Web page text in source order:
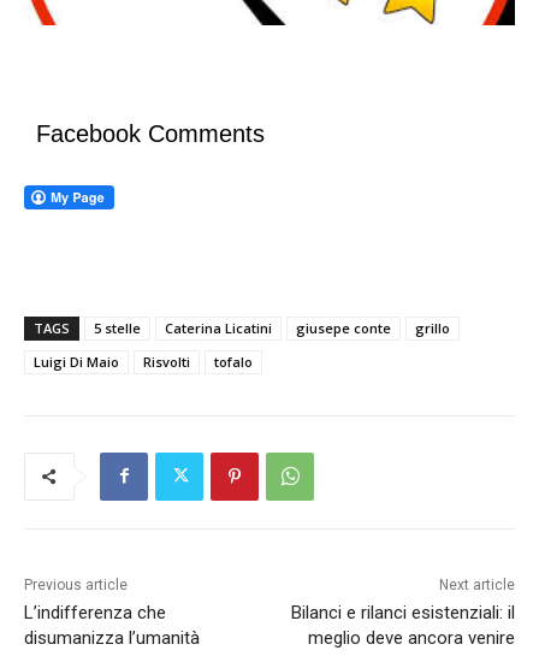
Facebook Comments
TAGS 5 stelle Caterina Licatini giusepe conte
grillo
Luigi Di Maio
Risvolti tofalo
Previous article
L’indifferenza che
disumanizza l’umanità
Next article
Bilanci e rilanci esistenziali: il
meglio deve ancora venire